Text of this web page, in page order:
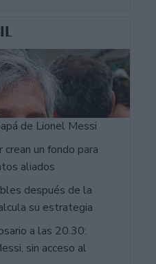
de Lionel Messi
un fondo para
aliados
después de la
su estrategia
a las 20.30:
sin acceso al